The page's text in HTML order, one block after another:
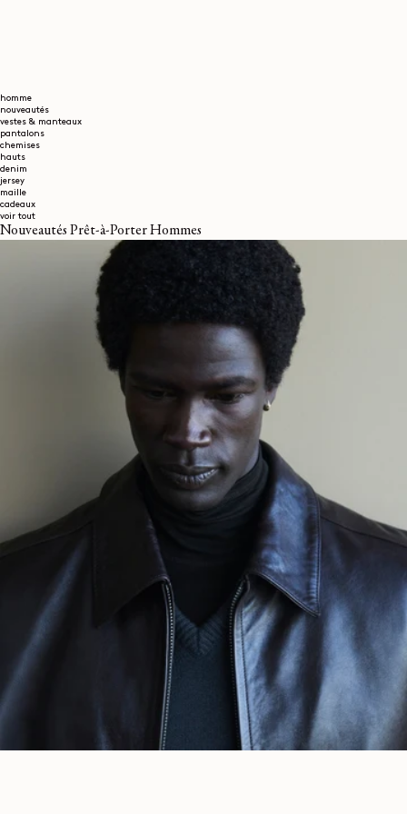
homme
nouveautés
vestes & manteaux
pantalons
chemises
hauts
denim
jersey
maille
cadeaux
voir tout
Nouveautés Prêt-à-Porter Hommes